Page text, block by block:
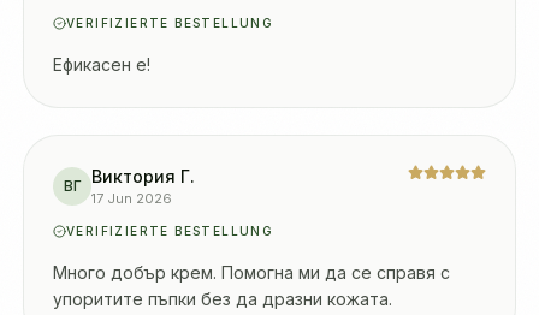
VERIFIZIERTE BESTELLUNG
Ефикасен е!
ВГ Виктория Г.
17 Jun 2026
VERIFIZIERTE BESTELLUNG
Много добър крем. Помогна ми да се справя с
упоритите пъпки без да дразни кожата.